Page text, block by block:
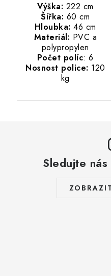
Výška: 222 cm
Šířka: 60 cm
Hloubka: 46 cm
Materiál: PVC a
polypropylen
Počet políc: 6
Nosnost police: 120
kg
Sledujte